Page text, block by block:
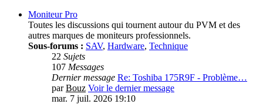
Moniteur Pro
Toutes les discussions qui tournent autour du PVM et des
autres marques de moniteurs professionnels.
Sous-forums : SAV, Hardware, Technique
22 Sujets
107 Messages
Dernier message Re: Toshiba 175R9F - Problème…
parBouz Voir le dernier message
mar. 7 juil. 2026 19:10